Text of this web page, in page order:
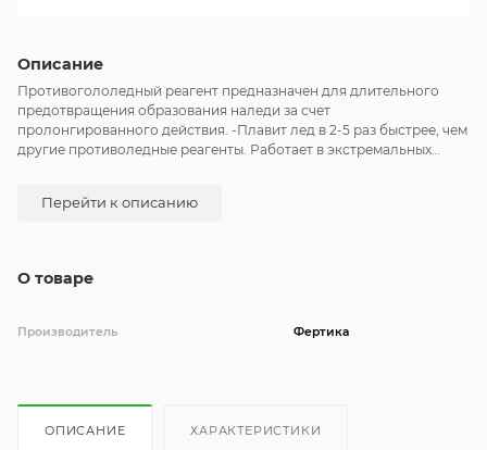
Описание
Противогололедный реагент предназначен для длительного
предотвращения образования наледи за счет
пролонгированного действия. -Плавит лед в 2-5 раз быстрее, чем
другие противоледные реагенты. Работает в экстремальных
Фракция 2-5мм.
Перейти к описанию
О товаре
Производитель Фертика
ОПИСАНИЕ ХАРАКТЕРИСТИКИ